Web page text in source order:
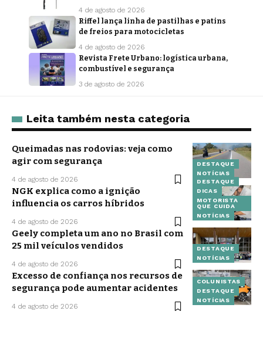
4 de agosto de 2026
Riffel lança linha de pastilhas e patins
de freios para motocicletas
4 de agosto de 2026
Revista Frete Urbano: logística urbana,
combustível e segurança
3 de agosto de 2026
Leita também nesta categoria
DESTAQUE
NOTÍCIAS
Queimadas nas rodovias: veja como
agir com segurança
4 de agosto de 2026
DESTAQUE
DICAS
MOTORISTA
QUE CUIDA
NOTÍCIAS
NGK explica como a ignição
influencia os carros híbridos
4 de agosto de 2026
DESTAQUE
NOTÍCIAS
Geely completa um ano no Brasil com
25 mil veículos vendidos
4 de agosto de 2026
COLUNISTAS
DESTAQUE
NOTÍCIAS
Excesso de confiança nos recursos de
segurança pode aumentar acidentes
4 de agosto de 2026